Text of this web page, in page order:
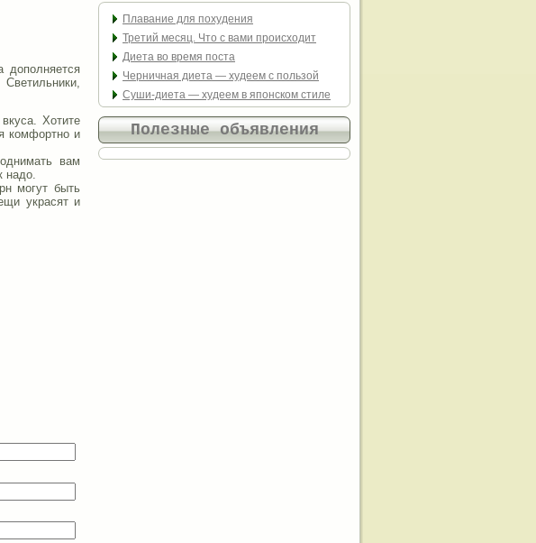
дополняется
Хотите
комфортно и
вам
надо.
могут быть
украсят и
Плавание для похудения
Третий месяц. Что с вами происходит
Диета во время поста
Черничная диета — худеем с пользой
Суши-диета — худеем в японском стиле
Полезные объявления